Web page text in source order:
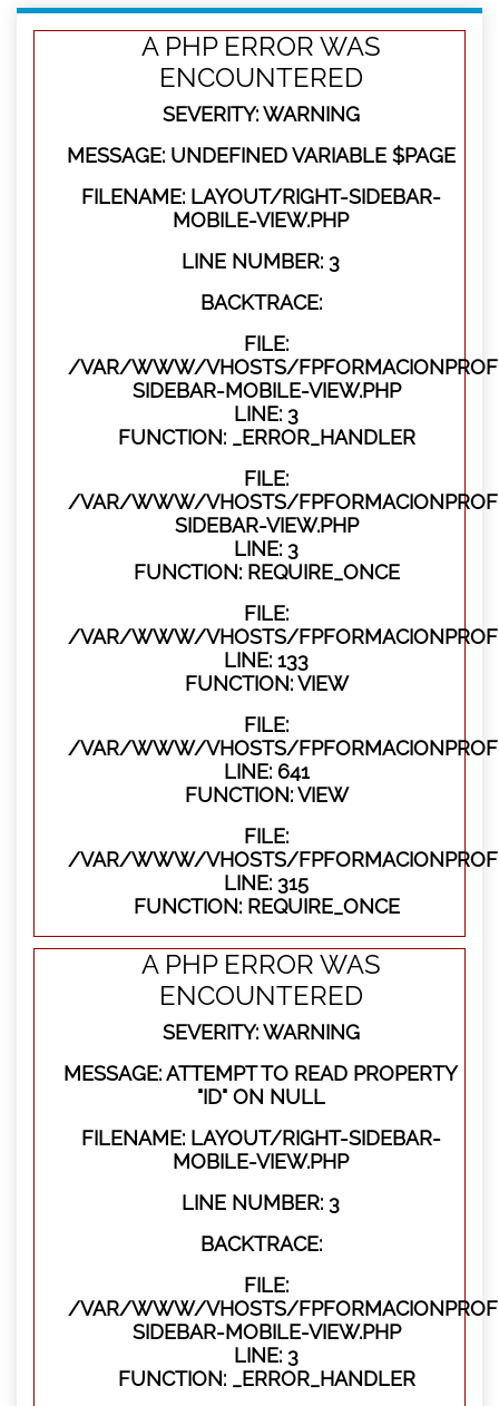
A PHP ERROR WAS
ENCOUNTERED
SEVERITY: WARNING
MESSAGE: UNDEFINED VARIABLE $PAGE
FILENAME: LAYOUT/RIGHT-SIDEBAR-
MOBILE-VIEW.PHP
LINE NUMBER: 3
BACKTRACE:
FILE:
/VAR/WWW/VHOSTS/
SIDEBAR-MOBILE-VIEW.PHP
LINE: 3
FUNCTION: _ERROR_HANDLER
FILE:
/VAR/WWW/VHOSTS/
SIDEBAR-VIEW.PHP
LINE: 3
FUNCTION: REQUIRE_ONCE
FILE:
/VAR/WWW/VHOSTS/
LINE: 133
FUNCTION: VIEW
FILE:
/VAR/WWW/VHOSTS/
LINE: 641
FUNCTION: VIEW
FILE:
/VAR/WWW/VHOSTS/
LINE: 315
FUNCTION: REQUIRE_ONCE
A PHP ERROR WAS
ENCOUNTERED
SEVERITY: WARNING
MESSAGE: ATTEMPT TO READ PROPERTY
"ID" ON NULL
FILENAME: LAYOUT/RIGHT-SIDEBAR-
MOBILE-VIEW.PHP
LINE NUMBER: 3
BACKTRACE:
FILE:
/VAR/WWW/VHOSTS/
SIDEBAR-MOBILE-VIEW.PHP
LINE: 3
FUNCTION: _ERROR_HANDLER